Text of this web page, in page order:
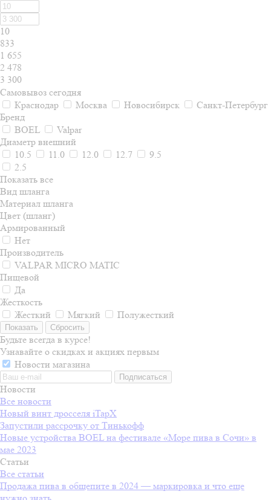
10
833
1 655
2 478
3 300
Самовывоз сегодня
Краснодар
Москва Новосибирск
Санкт-Петербург
Бренд
BOEL
Valpar
Диаметр внешний
10.5
11.0 12.0 12.7
9.5
2.5
Показать все
Вид шланга
Материал шланга
Цвет (шланг)
Армированный
Нет
Производитель
VALPAR MICRO MATIC
Пищевой
Да
Жесткость
Жесткий
Мягкий Полужесткий
Сбросить
Будьте всегда в курсе!
Узнавайте о скидках и акциях первым
Новости магазина
Новости
Все новости
Новый винт дросселя iTapX
Запустили рассрочку от Тинькофф
Новые устройства BOEL на фестивале «Море пива в Сочи» в
мае 2023
Статьи
Все статьи
Продажа пива в общепите в 2024 — маркировка и что еще